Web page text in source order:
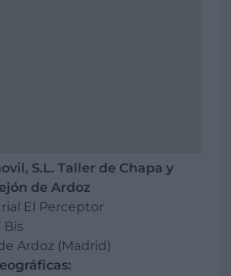
S.L. Taller de Chapa y
de Ardoz
El Perceptor
Bis
Ardoz (Madrid)